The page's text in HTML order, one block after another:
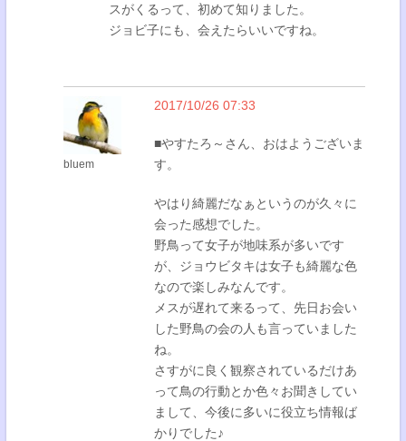
スがくるって、初めて知りました。
ジョビ子にも、会えたらいいですね。
bluem
2017/10/26 07:33
■やすたろ～さん、おはようございま
す。
やはり綺麗だなぁというのが久々に
会った感想でした。
野鳥って女子が地味系が多いです
が、ジョウビタキは女子も綺麗な色
なので楽しみなんです。
メスが遅れて来るって、先日お会い
した野鳥の会の人も言っていました
ね。
さすがに良く観察されているだけあ
って鳥の行動とか色々お聞きしてい
まして、今後に多いに役立ち情報ば
かりでした♪